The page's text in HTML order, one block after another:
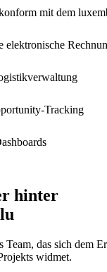
mit dem
elektronische
Tracking
hinter
Team, das sich dem
widmet.